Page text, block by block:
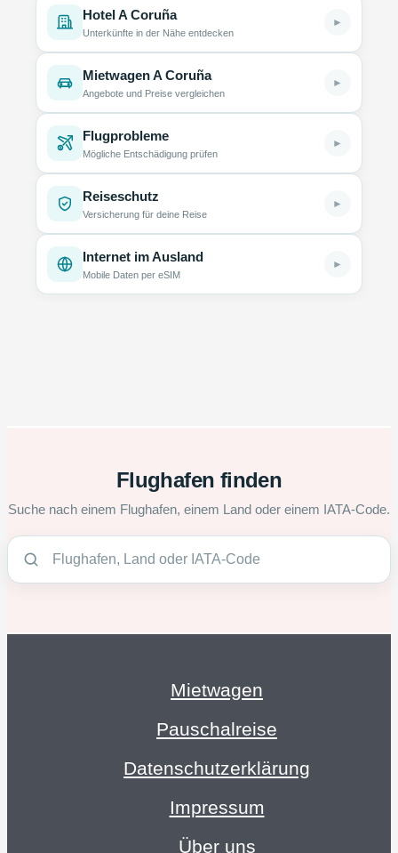
Hotel A Coruña
Unterkünfte in der Nähe entdecken
►
Mietwagen A Coruña
Angebote und Preise vergleichen
►
Flugprobleme
Mögliche Entschädigung prüfen
►
Reiseschutz
Versicherung für deine Reise
►
Internet im Ausland
Mobile Daten per eSIM
►
Flughafen finden
Suche nach einem Flughafen, einem Land oder einem IATA-Code.
Mietwagen
Pauschalreise
Datenschutzerklärung
Impressum
Über uns